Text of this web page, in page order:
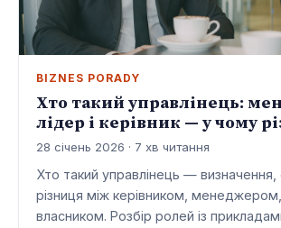
BIZNES PORADY
Хто такий управлінець:
лідер і керівник — у чому
28 січень 2026 · 7 хв читання
Хто такий управлінець — визначення,
різниця між керівником,
власником. Розбір ролей із